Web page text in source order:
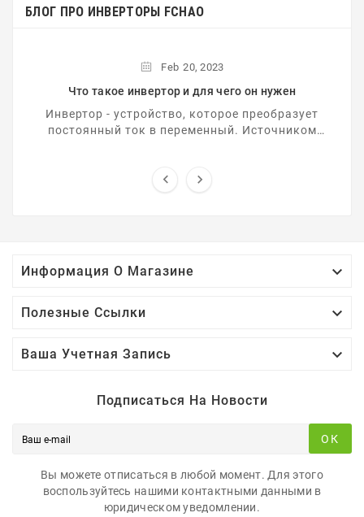
БЛОГ ПРО ИНВЕРТОРЫ FCHAO
Feb 20, 2023
Что такое инвертор и для чего он нужен
Инвертор - устройство, которое преобразует
постоянный ток в переменный. Источником
 
Информация О Магазине 
Полезные Ссылки 
Ваша Учетная Запись 
Подписаться На Новости
ОК
Вы можете отписаться в любой момент. Для этого
воспользуйтесь нашими контактными данными в
юридическом уведомлении.